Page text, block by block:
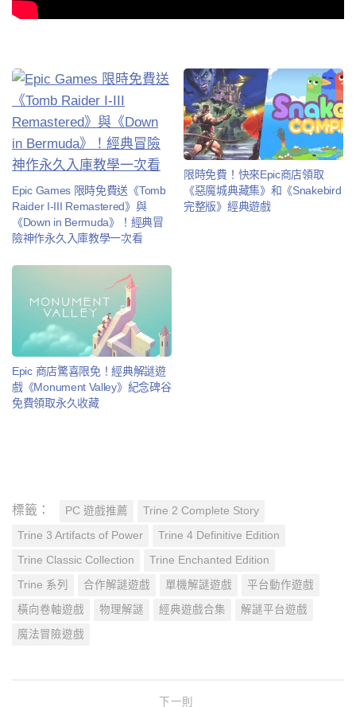
Epic Games 限時免費送《Tomb
Raider I-III Remastered》與
《Down in Bermuda》！經典冒
險神作永久入庫教學一次看
限時免費！快來Epic商店領取
《惡魔城典藏集》和《Snakebird
完整版》經典遊戲
Epic 商店驚喜限免！經典解謎遊
戲《Monument Valley》紀念碑谷
免費領取永久收藏
標籤： PC 遊戲推薦 Trine 2 Complete Story
Trine 3 Artifacts of Power Trine 4 Definitive Edition
Trine Classic Collection Trine Enchanted Edition
Trine 系列 合作解謎遊戲 單機解謎遊戲 平台動作遊戲
橫向卷軸遊戲 物理解謎 經典遊戲合集 解謎平台遊戲
魔法冒險遊戲
下一則